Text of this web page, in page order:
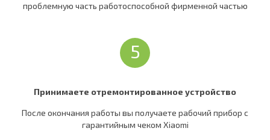
проблемную часть работоспособной фирменной частью
5
Принимаете отремонтированное устройство
После окончания работы вы получаете рабочий прибор c
гарантийным чеком Xiaomi